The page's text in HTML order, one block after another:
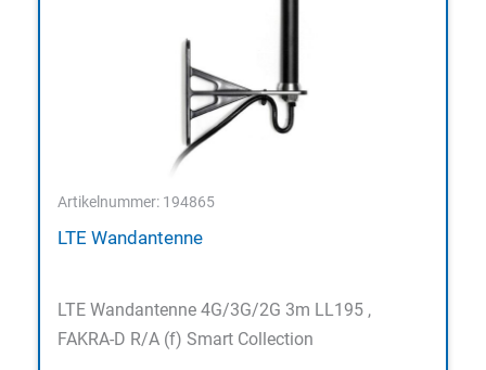
Artikelnummer: 194865
LTE Wandantenne
LTE Wandantenne 4G/3G/2G 3m LL195 ,
FAKRA-D R/A (f) Smart Collection